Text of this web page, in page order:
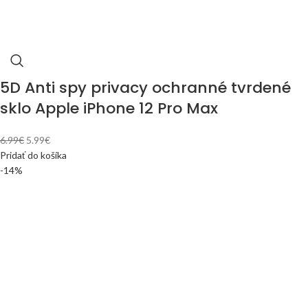
5D Anti spy privacy ochranné tvrdené
sklo Apple iPhone 12 Pro Max
6.99€ 5.99€
Pridať do košíka
-14%